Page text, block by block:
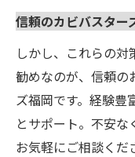
信頼のカビバスター
しかし、これらの
勧めなのが、信頼の
ズ福岡です。経験豊
とサポート。不安な
お気軽にご相談くだ